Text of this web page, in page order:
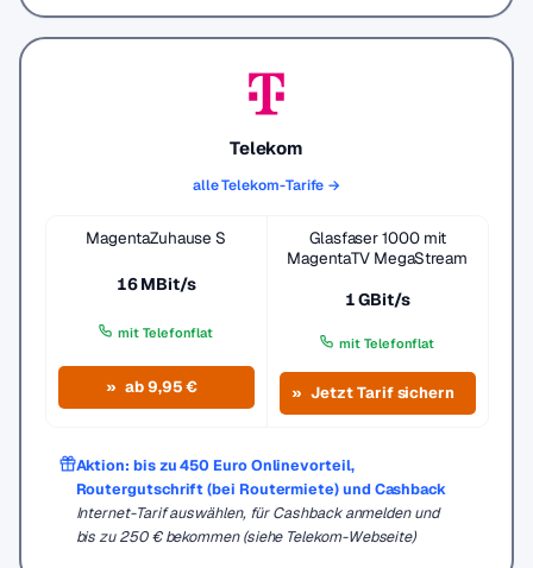
Telekom
alle Telekom-Tarife →
MagentaZuhause S
16 MBit/s
mit Telefonflat
ab 9,95 €
Glasfaser 1000 mit
MagentaTV MegaStream
1 GBit/s
mit Telefonflat
Jetzt Tarif sichern
Aktion: bis zu 450 Euro Onlinevorteil,
Routergutschrift (bei Routermiete) und Cashback
Internet-Tarif auswählen, für Cashback anmelden und
bis zu 250 € bekommen (siehe Telekom-Webseite)